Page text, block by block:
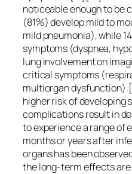
noticeable enough to be
(81%) develop mild to
mild pneumonia), while
symptoms (dyspnea,
lung involvement on
critical symptoms
multiorgan
higher risk of developing
complications result in
to experience a range of
months or years after
organs has been
the long-term effects are